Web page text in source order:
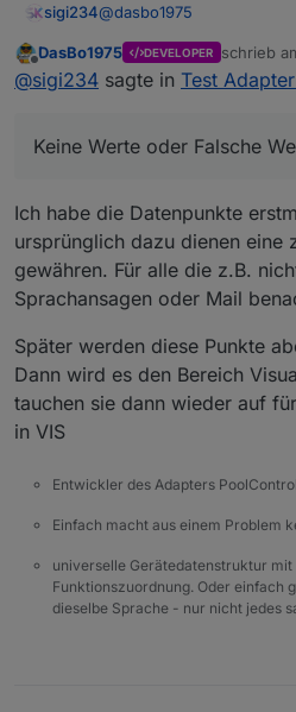
sigi234@dasbo1975
Keine Werte oder Falsche
Offline
DasBo1975 DEVELOPER schrieb
zuletzt
@sigi234 sagte in Test
Keine Werte oder Falsche
Ich habe die Datenpunkte
ursprünglich dazu dienen eine
gewähren. Für alle die z.B.
Sprachansagen oder Mail
Später werden diese Punkte
Dann wird es den Bereich
tauchen sie dann wieder auf
in VIS
Entwickler des Adapters
Einfach macht aus einem Problem
universelle Gerätedatenstruktur
Funktionszuordnung. Oder einfach
dieselbe Sprache - nur nicht jedes